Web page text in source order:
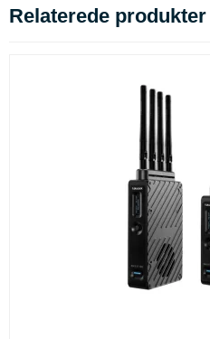
Relaterede produkter